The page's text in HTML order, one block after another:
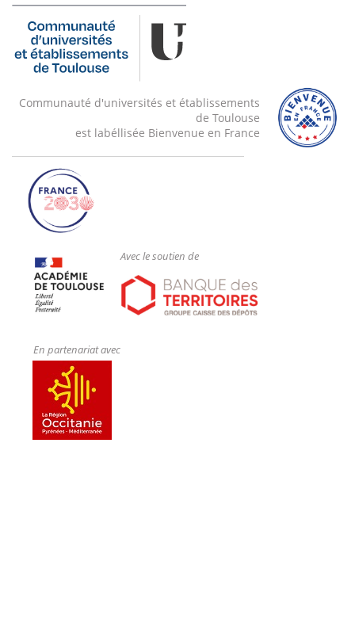
Communauté d'universités et établissements
de Toulouse
est labéllisée Bienvenue en France
Avec le soutien de
En partenariat avec